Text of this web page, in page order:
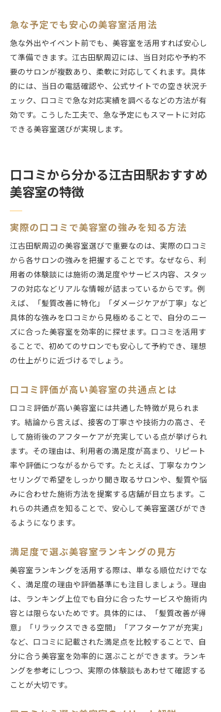
急な予定でも安心の美容室活用法
急な外出やイベント前でも、美容室を活用すれば安心し
て準備できます。江古田駅周辺には、当日対応や予約不
要のサロンが複数あり、柔軟に対応してくれます。具体
的には、当日の電話確認や、公式サイトでの空き状況チ
ェック、口コミで急な対応実績を調べるなどの方法が有
効です。こうした工夫で、急な予定にもスマートに対応
できる美容室選びが実現します。
口コミから分かる江古田駅おすすめ
美容室の特徴
実際の口コミで美容室の強みを知る方法
江古田駅周辺の美容室選びで重要なのは、実際の口コミ
から各サロンの強みを把握することです。なぜなら、利
用者の体験談には施術の満足度やサービス内容、スタッ
フの対応などリアルな情報が詰まっているからです。例
えば、「髪質改善に特化」「ダメージケアが丁寧」など
具体的な強みを口コミから見極めることで、自分のニー
ズに合った美容室を効率的に探せます。口コミを活用す
ることで、初めてのサロンでも安心して予約でき、理想
の仕上がりに近づけるでしょう。
口コミ評価が高い美容室の共通点とは
口コミ評価が高い美容室には共通した特徴が見られま
す。結論から言えば、接客の丁寧さや技術力の高さ、そ
して施術後のアフターケアが充実している点が挙げられ
ます。その理由は、利用者の満足度が高まり、リピート
率や評価につながるからです。たとえば、丁寧なカウン
セリングで希望をしっかり聞き取るサロンや、髪質や悩
みに合わせた施術方法を提案する店舗が目立ちます。こ
れらの共通点を知ることで、安心して美容室選びができ
るようになります。
満足度で選ぶ美容室ランキングの見方
美容室ランキングを活用する際は、単なる順位だけでな
く、満足度の理由や評価基準にも注目しましょう。理由
は、ランキング上位でも自分に合ったサービスや施術内
容とは限らないためです。具体的には、「髪質改善が得
意」「リラックスできる空間」「アフターケアが充実」
など、口コミに記載された満足点を比較することで、自
分に合う美容室を効率的に選ぶことができます。ランキ
ングを参考にしつつ、実際の体験談もあわせて確認する
ことが大切です。